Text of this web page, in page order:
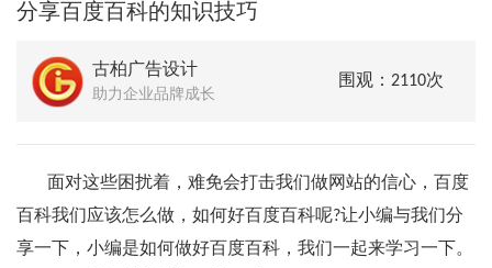
分享百度百科的知识技巧
古柏广告设计
助力企业品牌成长
围观：2110次
面对这些困扰着，难免会打击我们做网站的信心，百度
百科我们应该怎么做，如何好百度百科呢?让小编与我们分
享一下，小编是如何做好百度百科，我们一起来学习一下。